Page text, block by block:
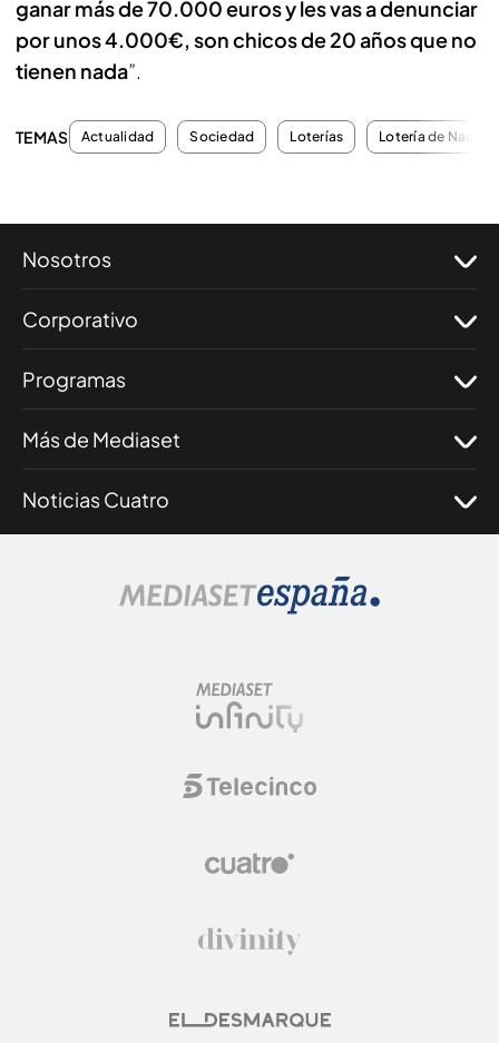
ganar más de 70.000 euros y les vas a denunciar
por unos 4.000€, son chicos de 20 años que no
tienen nada”.
TEMAS Actualidad Sociedad Loterías Lotería de
Nosotros
Corporativo
Programas
Más de Mediaset
Noticias Cuatro